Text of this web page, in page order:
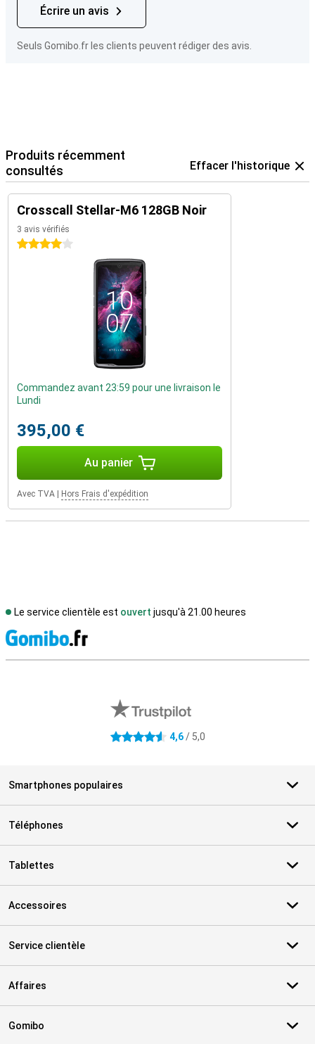
Écrire un avis
Seuls Gomibo.fr les clients peuvent rédiger des avis.
Produits récemment
consultés
Effacer l'historique
Crosscall Stellar-M6 128GB Noir
3 avis vérifiés
4 étoiles
Commandez avant 23:59 pour une livraison le
Lundi
395,00 €
Au panier
Avec TVA Hors Frais d'expédition
Le service clientèle est ouvert jusqu'à 21.00 heures
4.6 étoiles 4,6/ 5,0
Smartphones populaires
Téléphones
Tablettes
Accessoires
Service clientèle
Affaires
Gomibo